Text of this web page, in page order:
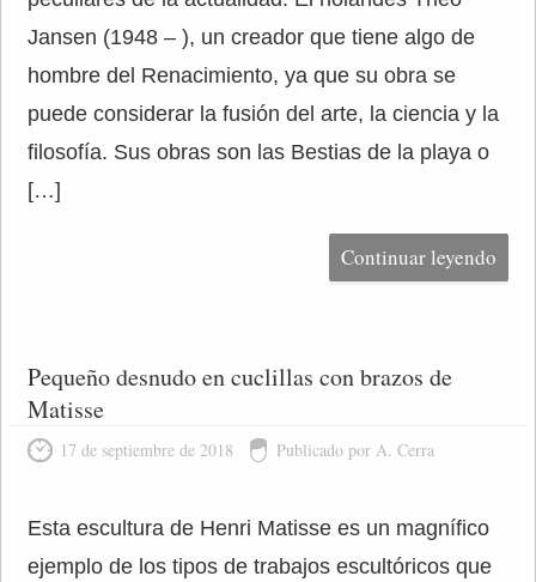
Jansen (1948 – ), un creador que tiene algo de
hombre del Renacimiento, ya que su obra se
puede considerar la fusión del arte, la ciencia y la
filosofía. Sus obras son las Bestias de la playa o
[…]
Continuar leyendo
Pequeño desnudo en cuclillas con brazos de
Matisse
17 de septiembre de 2018 Publicado por A. Cerra
Esta escultura de Henri Matisse es un magnífico
ejemplo de los tipos de trabajos escultóricos que